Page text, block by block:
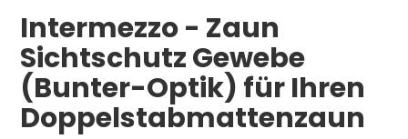
Intermezzo - Zaun
Sichtschutz Gewebe
(Bunter-Optik) für Ihren
Doppelstabmattenzaun